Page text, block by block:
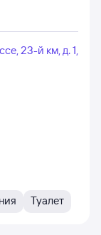
23-й км, д. 1,
Туалет